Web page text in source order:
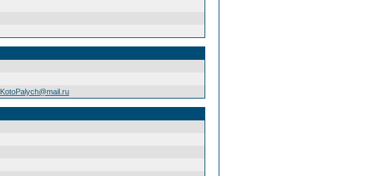
KotoPalych@mail.ru